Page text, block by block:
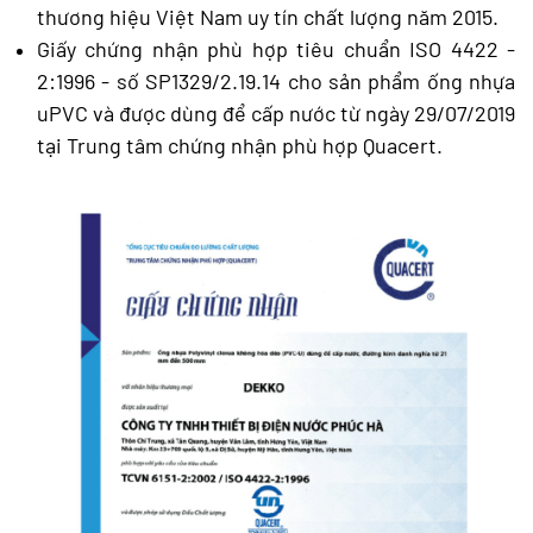
thương hiệu Việt Nam uy tín chất lượng năm 2015.
Giấy chứng nhận phù hợp tiêu chuẩn ISO 4422 -
2:1996 - số SP1329/2.19.14 cho sản phẩm ống nhựa
uPVC và được dùng để cấp nước từ ngày 29/07/2019
tại Trung tâm chứng nhận phù hợp Quacert.